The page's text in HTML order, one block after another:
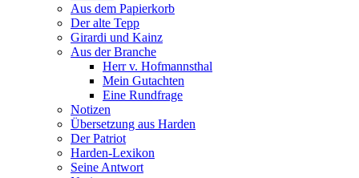
Aus dem Papierkorb
Der alte Tepp
Girardi und Kainz
Aus der Branche
Herr v. Hofmannsthal
Mein Gutachten
Eine Rundfrage
Notizen
Übersetzung aus Harden
Der Patriot
Harden-Lexikon
Seine Antwort